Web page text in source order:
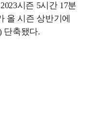
시즌 5시간 17분
올 시즌 상반기에
단축됐다.